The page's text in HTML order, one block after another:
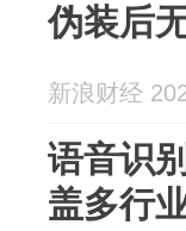
伪装后
新浪财经
语音识
盖多行